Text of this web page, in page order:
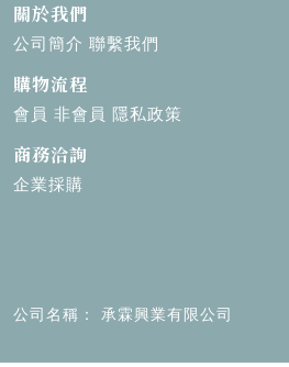
關於我們
公司簡介 聯繫我們
購物流程
會員 非會員 隱私政策
商務洽詢
企業採購
公司名稱 承霖興業有限公司